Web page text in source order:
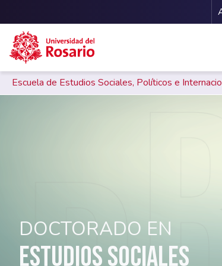
Escuela de Estudios Sociales, Políticos e
DOCTORADO EN
ESTUDIOS SOCIALES